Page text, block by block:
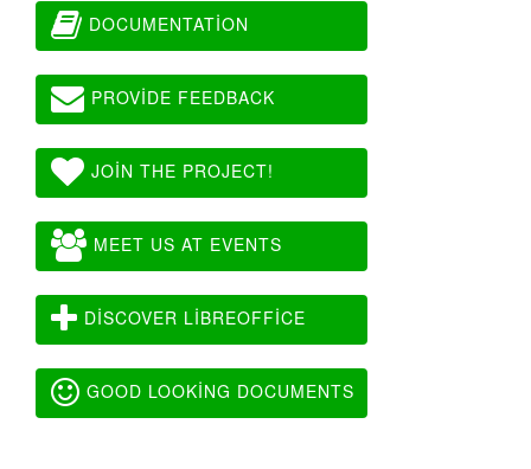
DOCUMENTATION
PROVIDE FEEDBACK
JOIN THE PROJECT!
MEET US AT EVENTS
DISCOVER LIBREOFFICE
GOOD LOOKING DOCUMENTS